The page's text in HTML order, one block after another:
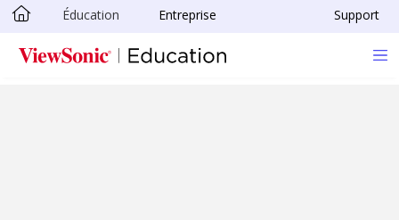
Skip to main content
Éducation Entreprise Support